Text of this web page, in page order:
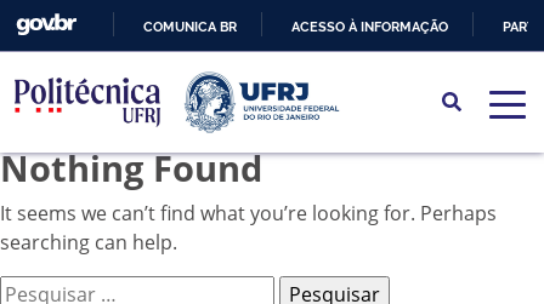
PARA
O
CONTEÚDO
COMUNICA BR ACESSO À INFORMAÇÃO
Nothing Found
It seems we can’t find what you’re looking for. Perhaps
searching can help.
Pesquisar